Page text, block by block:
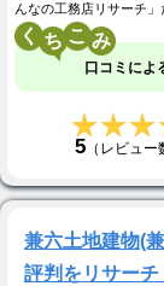
んなの工務店リサーチ」
く こ
口コミによ
5（レビュー
兼六土地建物(
評判をリサーチ